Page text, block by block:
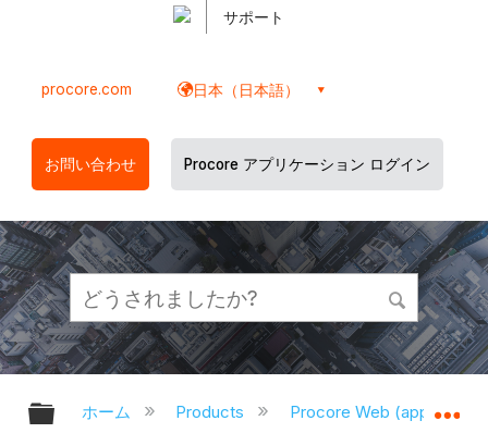
サポート
procore.com 日本（日本語）
お問い合わせ Procore アプリケーション ログイン
グローバル階層を展開/折りたたむ
ホーム Products Procore Web